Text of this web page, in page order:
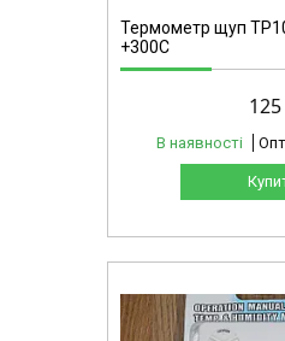
Термометр щуп
+300С
В наявності